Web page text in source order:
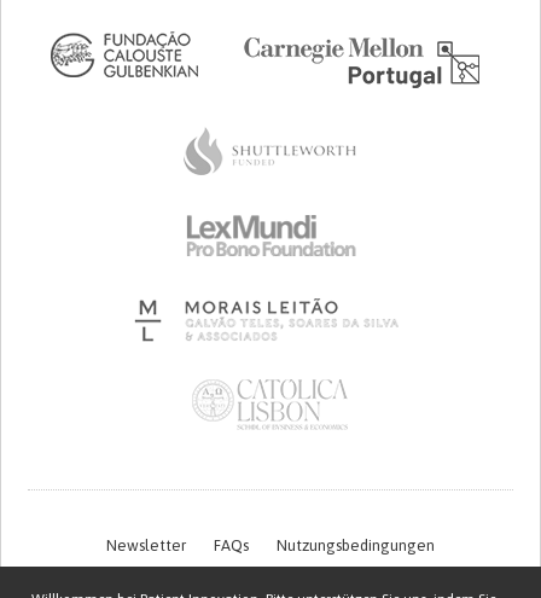
Newsletter FAQs Nutzungsbedingungen
Datenschutzerklärung Kontakt